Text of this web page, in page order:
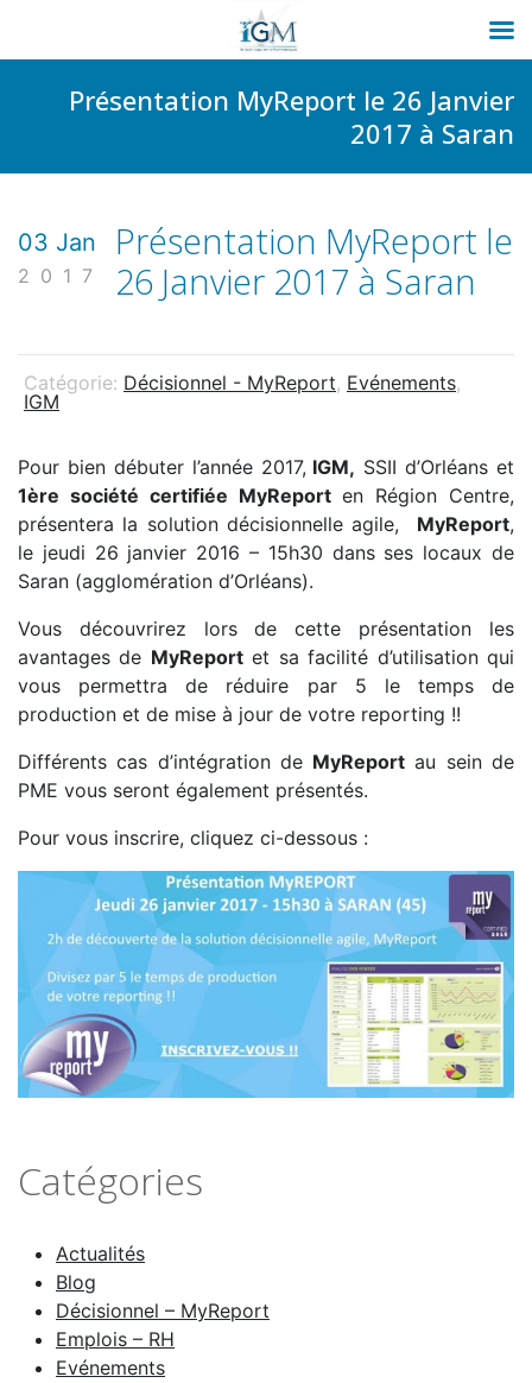
Présentation MyReport le 26 Janvier
2017 à Saran
03 Jan
2017
Présentation MyReport le
26 Janvier 2017 à Saran
Catégorie: Décisionnel - MyReport, Evénements,
IGM
Pour bien débuter l’année 2017, IGM, SSII d’Orléans et
1ère société certifiée MyReporten Région Centre,
présentera la solution décisionnelle agile, MyReport,
le jeudi 26 janvier 2016 – 15h30 dans ses locaux de
Saran (agglomération d’Orléans).
Vous découvrirez lors de cette présentation les
avantages de MyReportet sa facilité d’utilisation qui
vous permettra de réduire par 5 le temps de
production et de mise à jour de votre reporting !!
Différents cas d’intégration de MyReport au sein de
PME vous seront également présentés.
Pour vous inscrire, cliquez ci-dessous :
Catégories
Actualités
Blog
Décisionnel – MyReport
Emplois – RH
Evénements